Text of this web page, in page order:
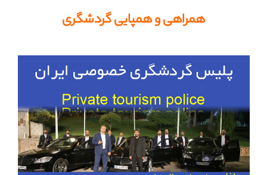
همراهی و همپایی گردشگری